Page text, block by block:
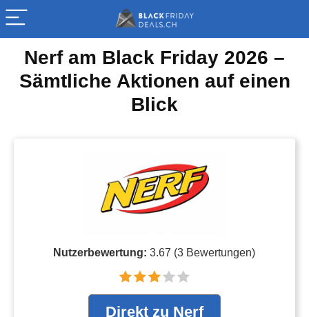
Nerf am Black Friday 2026 –
Sämtliche Aktionen auf einen
Blick
Nutzerbewertung:3.67 (3 Bewertungen)
Direkt zu Nerf